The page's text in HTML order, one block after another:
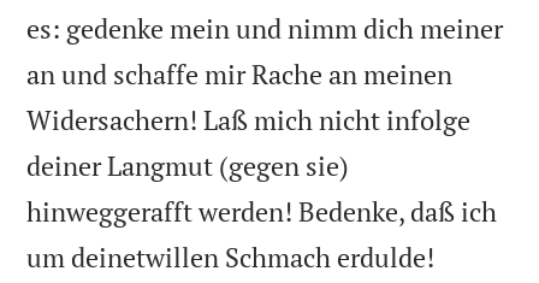
es: gedenke mein und nimm dich meiner
an und schaffe mir Rache an meinen
Widersachern! Laß mich nicht infolge
deiner Langmut (gegen sie)
hinweggerafft werden! Bedenke, daß ich
um deinetwillen Schmach erdulde!